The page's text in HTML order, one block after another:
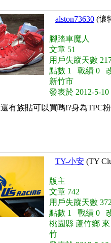
alston73630 (懷
腳踏車魔人
文章 51
用戶失蹤天數
點數 1 戰績 0
新竹市
發表於 2012-5-10
還有族貼可以買嗎!?身為TPC
TY-小安 (TY
版主
文章 742
用戶失蹤天數
點數 1 戰績 0
桃園縣 蘆竹鄉
竹